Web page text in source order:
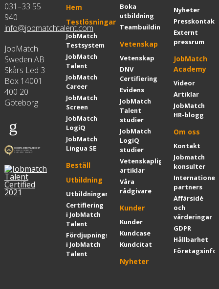
031–33 55
940
info@jobmatchtalent.com
JobMatch
Sweden AB
Skårs Led 3
Box 14001
400 20
Göteborg
Hem
Testlösningar
JobMatch
Testsystem
JobMatch
Talent
JobMatch
Career
JobMatch
Screen
JobMatch
LogiQ
JobMatch
Lingua SE
Beställ
Utbildning
Utbildningar
Certifiering
i JobMatch
Talent
Fördjupningskurs
i JobMatch
Talent
Boka
utbildning
Teambuilding
Vetenskap
Vetenskap
DNV
Certifiering
Evidens
JobMatch
Talent
studier
JobMatch
LogiQ
studier
Vetenskapliga
artiklar
Våra
rådgivare
Kunder
Kunder
Kundcase
Kundcitat
Nyheter
Nyheter
Presskontakt
Externt
pressrum
JobMatch
Academy
Videor
Artiklar
JobMatch
HR-blogg
Om oss
Kontakt
Jobmatch
konsulter
partners
Affärsidé
och
värderingar
GDPR
Hållbarhet